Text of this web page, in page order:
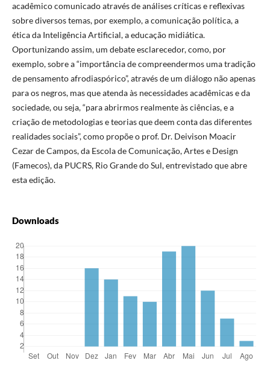
acadêmico comunicado através de análises críticas e reflexivas
sobre diversos temas, por exemplo, a comunicação política, a
ética da Inteligência Artificial, a educação midiática.
Oportunizando assim, um debate esclarecedor, como, por
exemplo, sobre a “importância de compreendermos uma tradição
de pensamento afrodiaspórico”, através de um diálogo não apenas
para os negros, mas que atenda às necessidades acadêmicas e da
sociedade, ou seja, “para abrirmos realmente às ciências, e a
criação de metodologias e teorias que deem conta das diferentes
realidades sociais”, como propõe o prof. Dr. Deivison Moacir
Cezar de Campos, da Escola de Comunicação, Artes e Design
(Famecos), da PUCRS, Rio Grande do Sul, entrevistado que abre
esta edição.
Downloads